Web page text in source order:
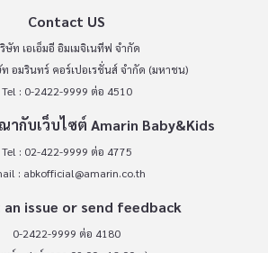
Contact US
ษัท เอเอ็มอี อิมเมจิเนทีฟ จำกัด
อมรินทร์ คอร์เปอเรชั่นส์ จำกัด (มหาชน)
Tel : 0-2422-9999 ต่อ 4510
กับเว็บไซต์ Amarin Baby&Kids
Tel : 02-422-9999 ต่อ 4775
: abkofficial@amarin.co.th
issue or send feedback
0-2422-9999 ต่อ 4180